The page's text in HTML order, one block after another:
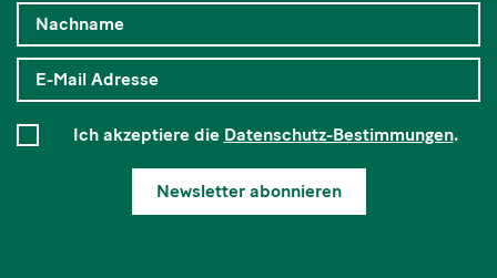
Ich akzeptiere die Datenschutz-Bestimmungen.
Newsletter abonnieren